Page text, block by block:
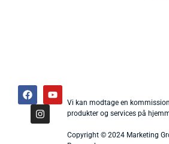
Vi kan modtage en
produkter og services på
Copyright © 2024 Marketing